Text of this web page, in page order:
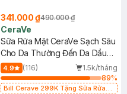
341.000 ₫490.000 ₫
CeraVe
Sữa Rửa Mặt CeraVe Sạch Sâu
Cho Da Thường Đến Da Dầu
473ml
4.9 (116)
1.5k/tháng
89%
Bill Cerave 299K Tặng Sữa Rửa